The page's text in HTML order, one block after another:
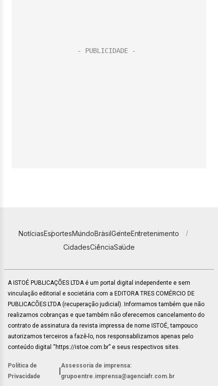
NotíciasEsportesMundoBrasilGenteEntretenimento
CidadesCiênciaSaúde
A ISTOÉ PUBLICAÇÕES LTDA é um portal digital independente e sem
vinculação editorial e societária com a EDITORA TRES COMÉRCIO DE
PUBLICACÕES LTDA (recuperação judicial). Informamos também que não
realizamos cobranças e que também não oferecemos cancelamento do
contrato de assinatura da revista impressa de nome ISTOÉ, tampouco
autorizamos terceiros a fazê-lo, nos responsabilizamos apenas pelo
conteúdo digital “https://istoe.com.br” e seus respectivos sites.
Política de
Privacidade
Assessoria de imprensa:
grupoentre.imprensa@agenciafr.com.br